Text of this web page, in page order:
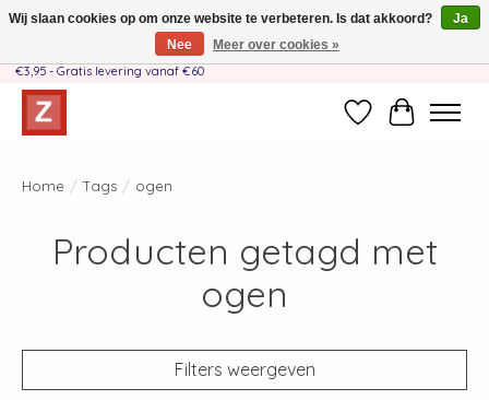
Handgemaakt door moeder-dochterteam❤️ - Verzendkosten BE & NL SLECHTS
€3,95 - Gratis levering vanaf €60
Verlanglijst
Home / Tags / ogen
Producten getagd met
ogen
Filters weergeven
Wij slaan cookies op om onze website te verbeteren. Is dat akkoord?
Ja
Nee
Meer over cookies »